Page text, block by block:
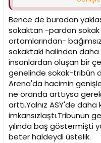
yok... En basit örneği
araçlarında binin ne
oturursunuz... yani
Başınızı ağrıttım özür
SORUN ASLINDA TRİBÜN
Bence de buradan
sokaktan -pardon sokak
ortamlarından-
sokaktaki halinden
insanlardan oluşan bir
genelinde sokak-tribün
Arena'da hacimin
ne oranda arttıysa
arttı.Yalnız ASY'de
imkansızlaştı.Tribünün
yılında baş göstermişti
beter haldeydi üstelik.